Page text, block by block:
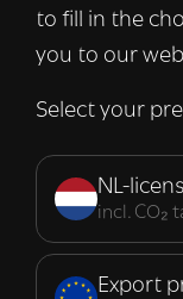
to fill in the
you to our
Select your
NL-
incl. CO₂
Export
die deze
van hun
Strikt